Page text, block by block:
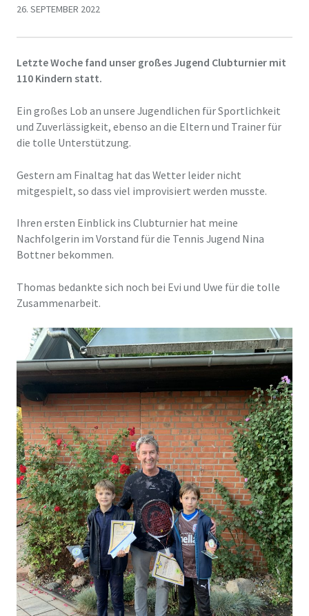
26. SEPTEMBER 2022
Letzte Woche fand unser großes Jugend Clubturnier mit
110 Kindern statt.
Ein großes Lob an unsere Jugendlichen für Sportlichkeit
und Zuverlässigkeit, ebenso an die Eltern und Trainer für
die tolle Unterstützung.
Gestern am Finaltag hat das Wetter leider nicht
mitgespielt, so dass viel improvisiert werden musste.
Ihren ersten Einblick ins Clubturnier hat meine
Nachfolgerin im Vorstand für die Tennis Jugend Nina
Bottner bekommen.
Thomas bedankte sich noch bei Evi und Uwe für die tolle
Zusammenarbeit.